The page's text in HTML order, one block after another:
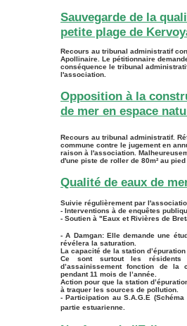
Sauvegarde de la
petite plage de
Recours au tribunal administratif
Apollinaire. Le pétitionnaire
conséquence le tribunal
l'association.
Opposition à la
de mer en espace
Recours au tribunal administratif.
commune contre le jugement en
raison à l'association.
d'une piste de roller de 80m² au pied
Qualité de eaux de
Suivie régulièrement par
- Interventions à de enquêtes
- Soutien à "Eaux et Rivières de
- A Damgan: Elle demande une
révélera la saturation.
La capacité de la station
Ce sont surtout les résidents
d’assainissement fonction de la
pendant 11 mois de l’année.
Action pour que la station
à traquer les sources de pollution.
-Participation au S.A.G.E
partie estuarienne.